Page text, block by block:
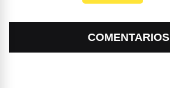
COMENTARIOS